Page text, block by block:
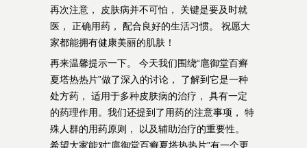
再次注意， 皮肤病并不可怕， 关键是要及时就
医， 正确用药， 配合良好的生活习惯。 祝愿大
家都能拥有健康美丽的肌肤！
再来温馨提示一下。 今天我们围绕“扈御堂百癣
夏塔热热片”做了深入的讨论， 了解到它是一种
处方药， 适用于多种皮肤病的治疗， 具有一定
的药理作用。我们还提到了用药的注意事项， 特
殊人群的用药原则， 以及辅助治疗的重要性。
希望大家能对“扈御堂百癣夏塔热热片”有一个更